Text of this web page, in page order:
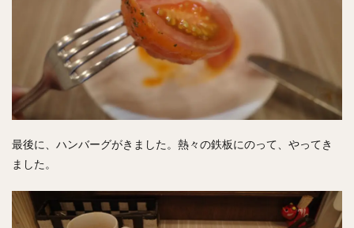
最後に、ハンバーグがきました。熱々の鉄板にのって、やってき
ました。